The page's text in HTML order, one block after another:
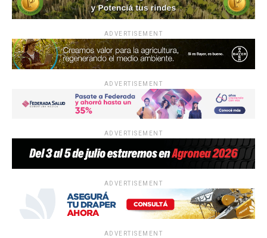
ADVERTISEMENT
ADVERTISEMENT
ADVERTISEMENT
ADVERTISEMENT
ADVERTISEMENT